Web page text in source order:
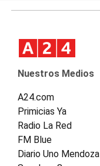
Nuestros Medios
A24.com
Primicias Ya
Radio La Red
FM Blue
Diario Uno Mendoza